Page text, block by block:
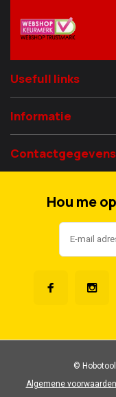
Usefull links
Informatie
Contactgegevens
Hou me
Algemene voorwaarden
©